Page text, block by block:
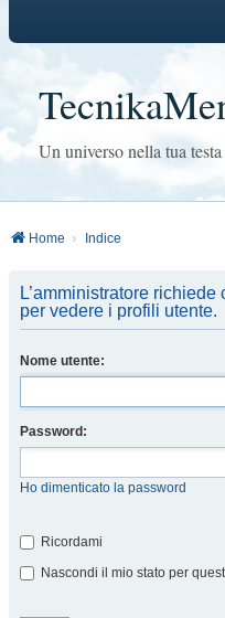
Un universo nella tua testa
Home Indice
L’amministratore
per vedere i profili utente.
Nome utente:
Password:
Ho dimenticato la password
Ricordami
Nascondi il mio stato per